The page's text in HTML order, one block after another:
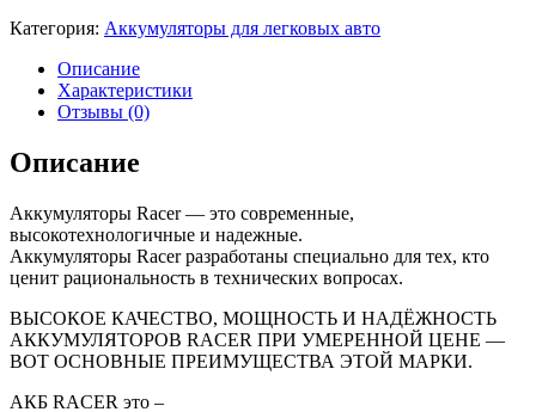
Категория: Аккумуляторы для легковых авто
Описание
Характеристики
Отзывы (0)
Описание
Аккумуляторы Racer — это современные,
высокотехнологичные и надежные.
Аккумуляторы Racer разработаны специально для тех, кто
ценит рациональность в технических вопросах.
ВЫСОКОЕ КАЧЕСТВО, МОЩНОСТЬ И НАДЁЖНОСТЬ
АККУМУЛЯТОРОВ RACER ПРИ УМЕРЕННОЙ ЦЕНЕ —
ВОТ ОСНОВНЫЕ ПРЕИМУЩЕСТВА ЭТОЙ МАРКИ.
АКБ RACER это –